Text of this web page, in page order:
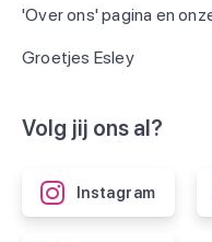
'Over ons' pagina en
Groetjes Esley
Volg jij ons al?
Instagram